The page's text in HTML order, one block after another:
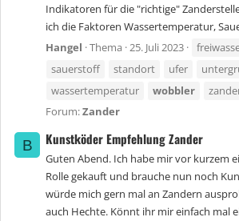
Indikatoren für die "richtige"
ich die Faktoren Wassertemperatur,
Hangel Thema 25. Juli 2023
sauerstoff
standort ufer
wassertemperatur
wobbler
Forum:Zander
B Kunstköder Empfehlung Zander
Guten Abend. Ich habe mir vor kurzem
Rolle gekauft und brauche nun noch
würde mich gern mal an Zandern
auch Hechte. Könnt ihr mir einfach mal